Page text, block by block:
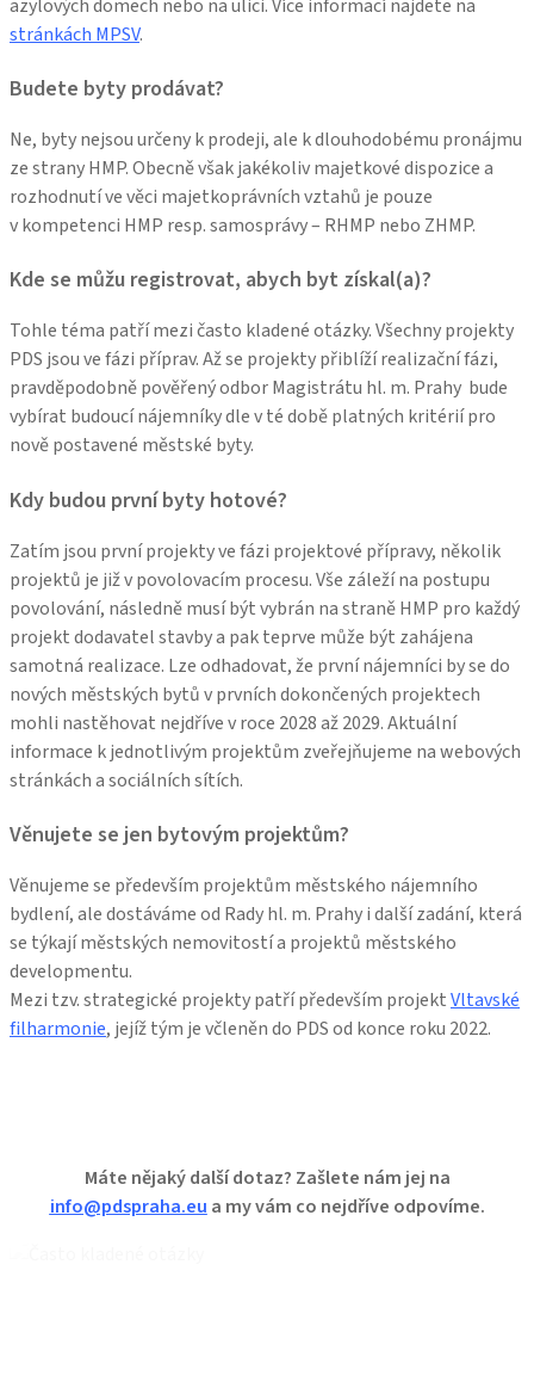
azylových domech nebo na ulici. Více informací najdete na
stránkách MPSV.
Budete byty prodávat?
Ne, byty nejsou určeny k prodeji, ale k dlouhodobému pronájmu
ze strany HMP. Obecně však jakékoliv majetkové dispozice a
rozhodnutí ve věci majetkoprávních vztahů je pouze
v kompetenci HMP resp. samosprávy – RHMP nebo ZHMP.
Kde se můžu registrovat, abych byt získal(a)?
Tohle téma patří mezi často kladené otázky. Všechny projekty
PDS jsou ve fázi příprav. Až se projekty přiblíží realizační fázi,
pravděpodobně pověřený odbor Magistrátu hl. m. Prahy bude
vybírat budoucí nájemníky dle v té době platných kritérií pro
nově postavené městské byty.
Kdy budou první byty hotové?
Zatím jsou první projekty ve fázi projektové přípravy, několik
projektů je již v povolovacím procesu. Vše záleží na postupu
povolování, následně musí být vybrán na straně HMP pro každý
projekt dodavatel stavby a pak teprve může být zahájena
samotná realizace. Lze odhadovat, že první nájemníci by se do
nových městských bytů v prvních dokončených projektech
mohli nastěhovat nejdříve v roce 2028 až 2029. Aktuální
informace k jednotlivým projektům zveřejňujeme na webových
stránkách a sociálních sítích.
Věnujete se jen bytovým projektům?
Věnujeme se především projektům městského nájemního
bydlení, ale dostáváme od Rady hl. m. Prahy i další zadání, která
se týkají městských nemovitostí a projektů městského
developmentu.
Mezi tzv. strategické projekty patří především projektVltavské
filharmonie, jejíž tým je včleněn do PDS od konce roku 2022.
Máte nějaký další dotaz? Zašlete nám jej na
info@pdspraha.eu a my vám co nejdříve odpovíme.